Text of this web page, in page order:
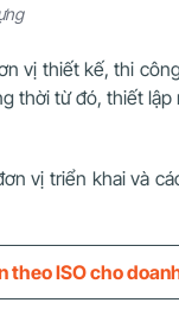
vị thiết kế, thi
thời từ đó, thiết lập
vị triển khai và
theo ISO cho